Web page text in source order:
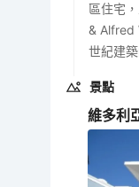
區住宅
& Alfred
世紀建
景點
維多利